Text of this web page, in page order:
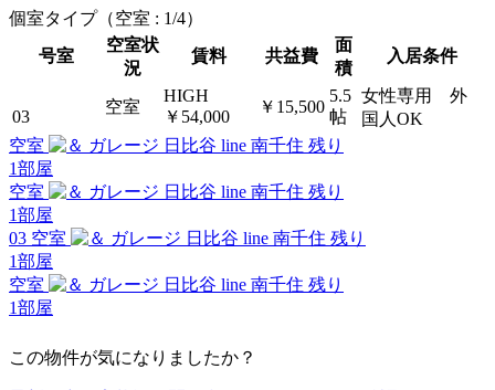
個室タイプ（空室 : 1/4）
号室
空室状
況
賃料 共益費
面
積
入居条件
03
空室
HIGH
￥54,000
￥15,500
5.5
帖
女性専用 外
国人OK
空室
残り
1部屋
空室
残り
1部屋
03 空室
残り
1部屋
空室
残り
1部屋
この物件が気になりましたか？